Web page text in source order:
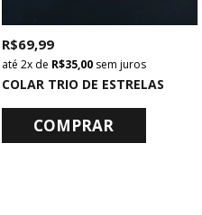
COLAR TRIO DE ESTRELAS
R$ 69,99
2xde R$ 35,00sem juros
COMPRAR